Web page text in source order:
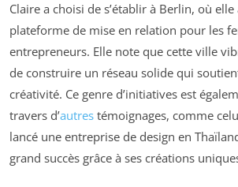
Claire a choisi de s’établir à Berlin, où elle
plateforme de mise en relation pour les
entrepreneurs. Elle note que cette ville
de construire un réseau solide qui
créativité. Ce genre d’initiatives est
travers d’autres témoignages, comme
lancé une entreprise de design en
grand succès grâce à ses créations